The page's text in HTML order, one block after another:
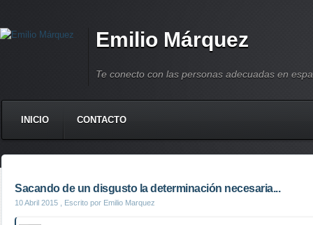
Emilio Márquez
Te conecto con las personas adecuadas en
INICIO CONTACTO
Sacando de un disgusto la determinación necesaria...
10 Abril 2015 , Escrito por Emilio Marquez